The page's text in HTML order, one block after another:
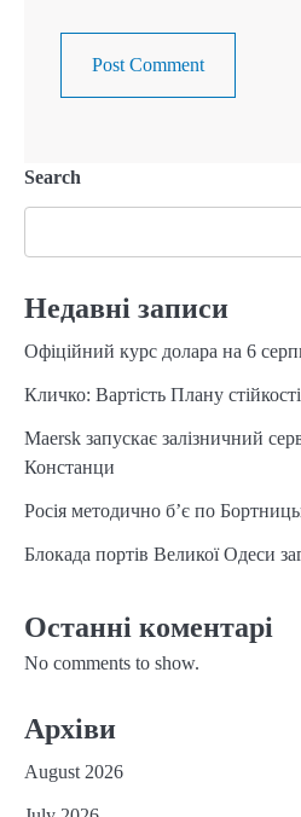
Search
Недавні записи
Офіційний курс долара на 6
Кличко: Вартість Плану
Maersk запускає залізничний
Констанци
Росія методично б’є по
Блокада портів Великої Одеси
Останні коментарі
No comments to show.
Архіви
August 2026